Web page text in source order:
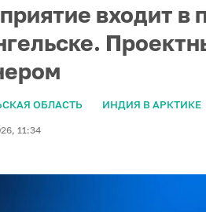
входит в
ОБЛАСТЬ ИНДИЯ В АРКТИКЕ
11:34